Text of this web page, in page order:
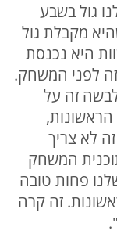
גול בשבע
מקבלת גול
היא נכנסת
לפני המשחק.
זה על
לא צריך
המשחק
פחות טובה
זה קרה